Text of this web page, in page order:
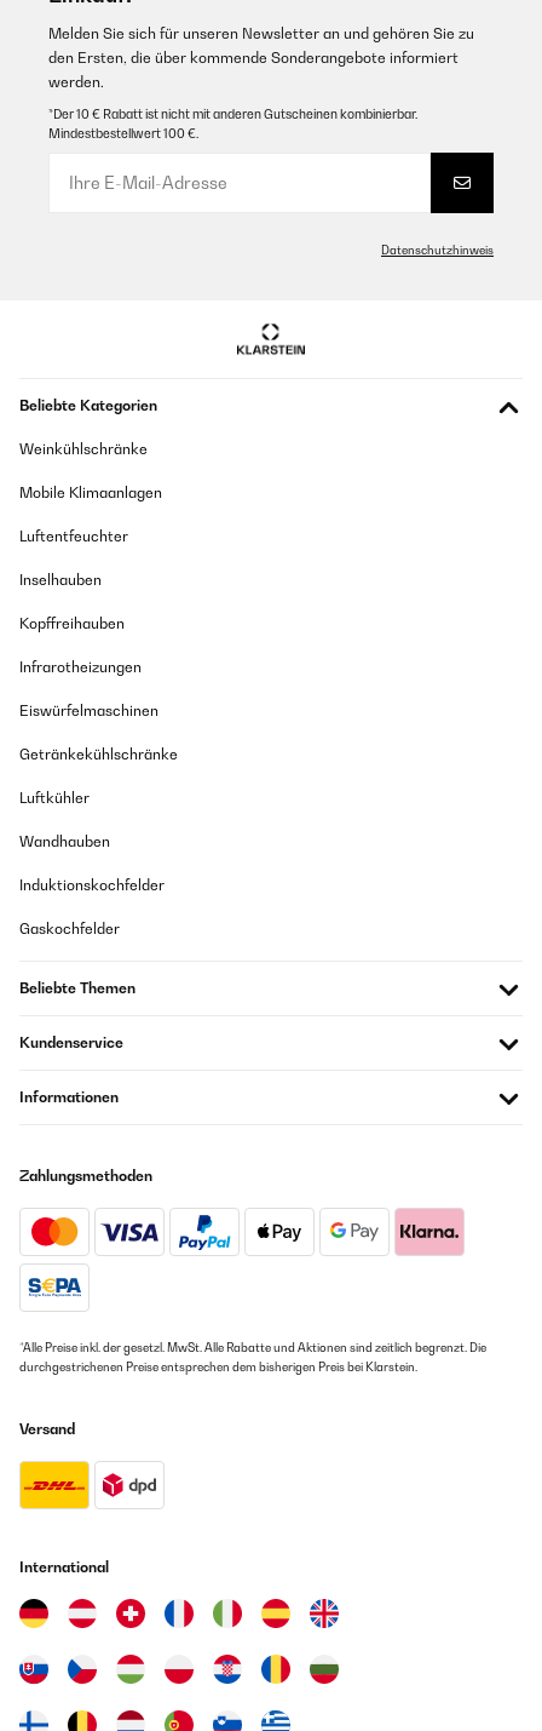
Melden Sie sich für unseren Newsletter an und gehören Sie zu
den Ersten, die über kommende Sonderangebote informiert
werden.
*Der 10 € Rabatt ist nicht mit anderen Gutscheinen kombinierbar.
Mindestbestellwert 100 €.
Datenschutzhinweis
Beliebte Kategorien
Weinkühlschränke
Mobile Klimaanlagen
Luftentfeuchter
Inselhauben
Kopffreihauben
Infrarotheizungen
Eiswürfelmaschinen
Getränkekühlschränke
Luftkühler
Wandhauben
Induktionskochfelder
Gaskochfelder
Beliebte Themen
Kundenservice
Informationen
Zahlungsmethoden
*Alle Preise inkl. der gesetzl. MwSt. Alle Rabatte und Aktionen sind zeitlich begrenzt. Die
durchgestrichenen Preise entsprechen dem bisherigen Preis bei Klarstein.
Versand
International